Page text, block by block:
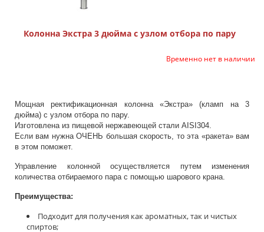
Колонна Экстра 3 дюйма с узлом отбора по пару
Временно нет в наличии
Мощная ректификационная колонна «Экстра» (кламп на 3
дюйма) с узлом отбора по пару.
Изготовлена из пищевой нержавеющей стали AISI304.
Если вам нужна ОЧЕНЬ большая скорость, то эта «ракета» вам
в этом поможет.
Управление колонной осуществляется путем изменения
количества отбираемого пара с помощью шарового крана.
Преимущества:
Подходит для получения как ароматных, так и чистых
спиртов;